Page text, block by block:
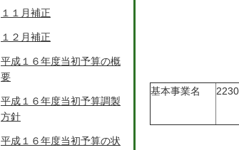
基本事業名
１１月補正
１２月補正
平成１６年度当初予算の概
要
平成１６年度当初予算調製
方針
平成１６年度当初予算の状